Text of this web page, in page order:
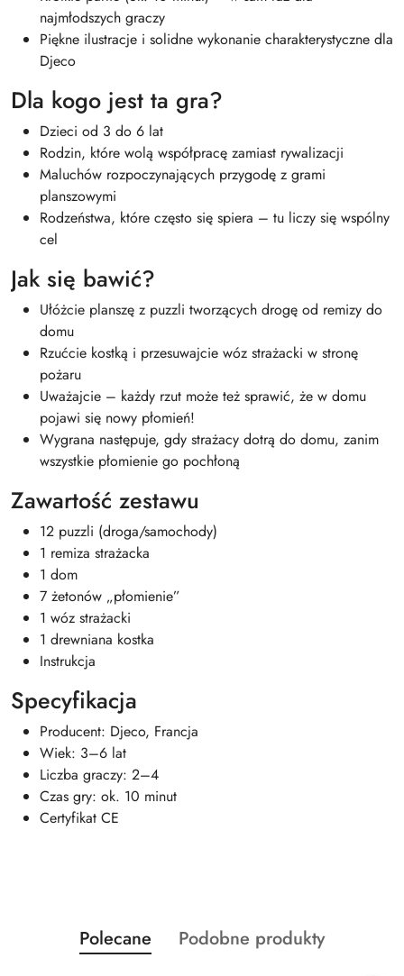
najmłodszych graczy
Piękne ilustracje i solidne wykonanie charakterystyczne dla
Djeco
Dla kogo jest ta gra?
Dzieci od 3 do 6 lat
Rodzin, które wolą współpracę zamiast rywalizacji
Maluchów rozpoczynających przygodę z grami
planszowymi
Rodzeństwa, które często się spiera – tu liczy się wspólny
cel
Jak się bawić?
Ułóżcie planszę z puzzli tworzących drogę od remizy do
domu
Rzućcie kostką i przesuwajcie wóz strażacki w stronę
pożaru
Uważajcie – każdy rzut może też sprawić, że w domu
pojawi się nowy płomień!
Wygrana następuje, gdy strażacy dotrą do domu, zanim
wszystkie płomienie go pochłoną
Zawartość zestawu
12 puzzli (droga/samochody)
1 remiza strażacka
1 dom
7 żetonów „płomienie”
1 wóz strażacki
1 drewniana kostka
Instrukcja
Specyfikacja
Producent: Djeco, Francja
Wiek: 3–6 lat
Liczba graczy: 2–4
Czas gry: ok. 10 minut
Certyfikat CE
Pomiń karuzelę produktów
Produkty
o
Polecane
Produkty
Podobne produkty